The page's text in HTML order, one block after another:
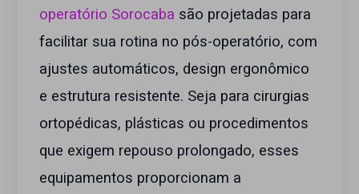
operatório Sorocaba são projetadas para
facilitar sua rotina no pós-operatório, com
ajustes automáticos, design ergonômico
e estrutura resistente. Seja para cirurgias
ortopédicas, plásticas ou procedimentos
que exigem repouso prolongado, esses
equipamentos proporcionam a